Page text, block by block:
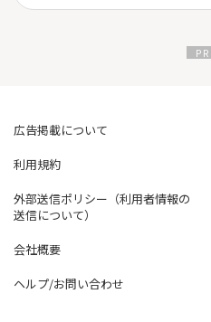
広告掲載について
利用規約
外部送信ポリシー（利用者情報の
送信について）
会社概要
ヘルプ/お問い合わせ